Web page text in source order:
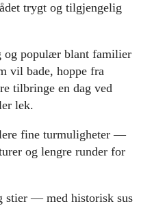
trygt og tilgjengelig
og populær blant familier
vil bade, hoppe fra
tilbringe en dag ved
lek.
fine turmuligheter —
og lengre runder for
stier — med historisk sus